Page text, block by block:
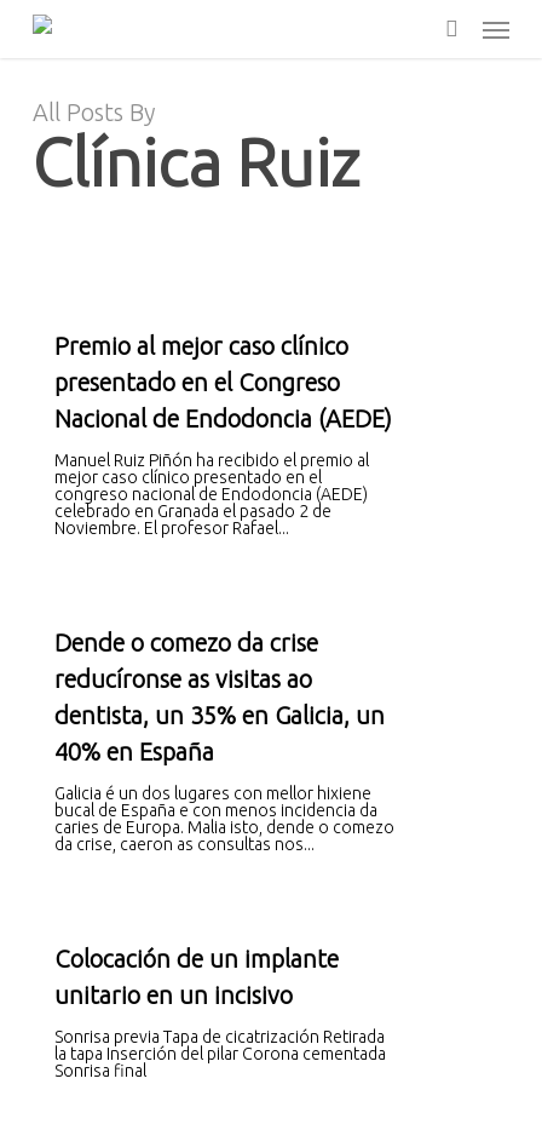
Menu
All Posts By
Clínica Ruiz
Premio al mejor caso clínico
presentado en el Congreso
Nacional de Endodoncia (AEDE)
Manuel Ruiz Piñón ha recibido el premio al
mejor caso clínico presentado en el
congreso nacional de Endodoncia (AEDE)
celebrado en Granada el pasado 2 de
Noviembre. El profesor Rafael...
Dende o comezo da crise
reducíronse as visitas ao
dentista, un 35% en Galicia, un
40% en España
Galicia é un dos lugares con mellor hixiene
bucal de España e con menos incidencia da
caries de Europa. Malia isto, dende o comezo
da crise, caeron as consultas nos...
Colocación de un implante
unitario en un incisivo
Sonrisa previa Tapa de cicatrización Retirada
la tapa Inserción del pilar Corona cementada
Sonrisa final